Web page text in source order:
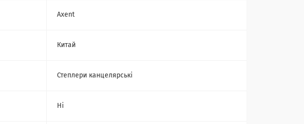
Axent
Китай
Степлери канцелярські
Ні